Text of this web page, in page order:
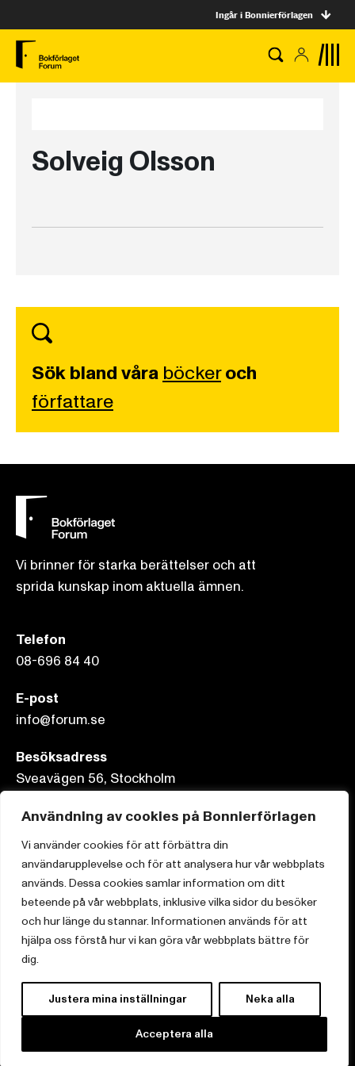
Användning av cookies på Bonnierförlagen
Vi använder cookies för att förbättra din
användarupplevelse och för att analysera hur vår webbplats
används. Dessa cookies samlar information om ditt
beteende på vår webbplats, inklusive vilka sidor du besöker
och hur länge du stannar. Informationen används för att
hjälpa oss förstå hur vi kan göra vår webbplats bättre för
dig.
Justera mina inställningar Neka alla
Acceptera alla
Ingår i Bonnierförlagen
Solveig Olsson
Sök bland våra böckeroch
författare
Vi brinner för starka berättelser och att
sprida kunskap inom aktuella ämnen.
Telefon
08-696 84 40
E-post
info@forum.se
Besöksadress
Sveavägen 56, Stockholm
Postadress
Box 3159, 103 63 Stockholm
Om Bonnierförlagen
Cookies
Integritetspolicy